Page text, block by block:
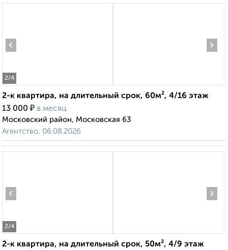
2/4
‹ ›
2-к квартира, на длительный срок, 60м², 4/16 этаж
13 000 ₽ в месяц
Московский район, Московская 63
Агентство, 06.08.2026
2/4
‹ ›
2-к квартира, на длительный срок, 50м², 4/9 этаж